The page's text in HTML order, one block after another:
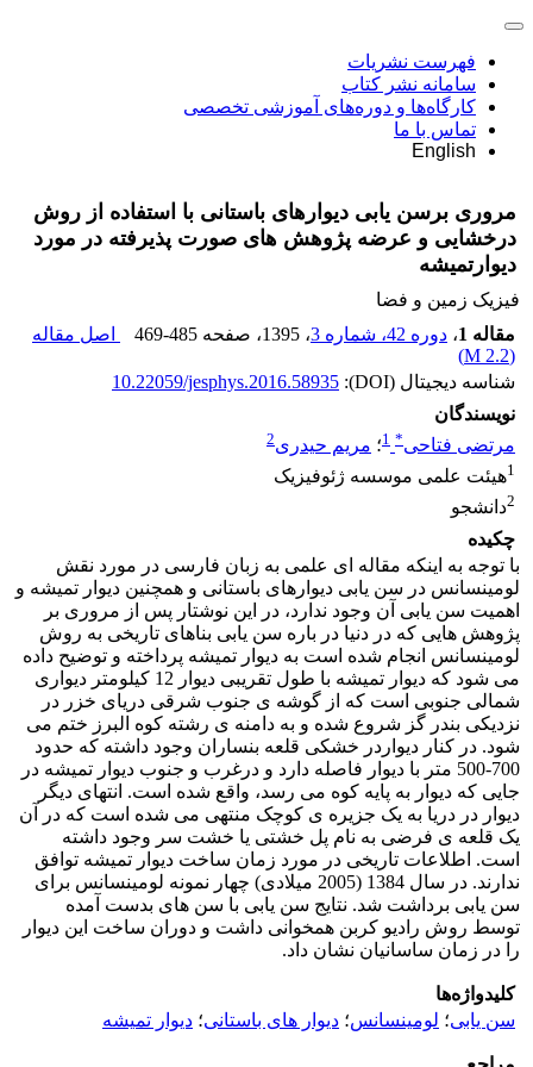
فهرست نشریات
سامانه نشر کتاب
کارگاه‌ها و دوره‌های آموزشی تخصصی
تماس با ما
English
مروری برسن یابی دیوارهای باستانی با استفاده از روش
درخشایی و عرضه پژوهش های صورت پذیرفته در مورد
دیوارتمیشه
فیزیک زمین و فضا
مقاله 1
، دوره 42، شماره 3 ، 1395 ، صفحه 469-485
اصل مقاله
(
2.2 M
)
شناسه دیجیتال (DOI):
10.22059/jesphys.2016.58935
نویسندگان
مرتضی فتاحی*
1؛ مریم حیدری2
1هیئت علمی موسسه ژئوفیزیک
2دانشجو
چکیده
با توجه به اینکه مقاله ای علمی به زبان فارسی در مورد نقش
لومینسانس در سن یابی دیوارهای باستانی و همچنین دیوار تمیشه و
اهمیت سن یابی آن وجود ندارد، در این نوشتار پس از مروری بر
پژوهش هایی که در دنیا در باره سن یابی بناهای تاریخی به روش
لومینسانس انجام شده است به دیوار تمیشه پرداخته و توضیح داده
می شود که دیوار تمیشه با طول تقریبی دیوار 12 کیلومتر دیواری
شمالی جنوبی است که از گوشه ی جنوب شرقی دریای خزر در
نزدیکی بندر گز شروع شده و به دامنه ی رشته کوه البرز ختم می
شود. در کنار دیواردر خشکی قلعه بنساران وجود داشته که حدود
700-500 متر با دیوار فاصله دارد و درغرب و جنوب دیوار تمیشه در
جایی که دیوار به پایه کوه می رسد، واقع شده است. انتهای دیگر
دیوار در دریا به یک جزیره ی کوچک منتهی می شده است که در آن
یک قلعه ی فرضی به نام پل خشتی یا خشت سر وجود داشته
است. اطلاعات تاریخی در مورد زمان ساخت دیوار تمیشه توافق
ندارند. در سال 1384 (2005 میلادی) چهار نمونه لومینسانس برای
سن یابی برداشت شد. نتایج سن یابی با سن های بدست آمده
توسط روش رادیو کربن همخوانی داشت و دوران ساخت این دیوار
را در زمان ساسانیان نشان داد.
کلیدواژه‌ها
سن یابی؛ لومینسانس؛ دیوار های باستانی؛ دیوار تمیشه